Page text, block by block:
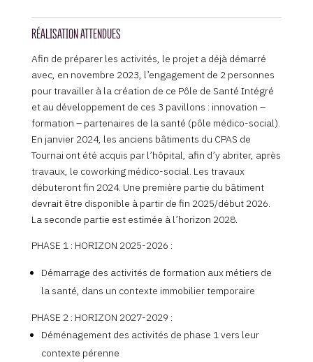
RÉALISATION ATTENDUES
Afin de préparer les activités, le projet a déjà démarré
avec, en novembre 2023, l’engagement de 2 personnes
pour travailler à la création de ce Pôle de Santé Intégré
et au développement de ces 3 pavillons : innovation –
formation – partenaires de la santé (pôle médico-social).
En janvier 2024, les anciens bâtiments du CPAS de
Tournai ont été acquis par l’hôpital, afin d’y abriter, après
travaux, le coworking médico-social. Les travaux
débuteront fin 2024. Une première partie du bâtiment
devrait être disponible à partir de fin 2025/début 2026.
La seconde partie est estimée à l’horizon 2028.
PHASE 1 : HORIZON 2025-2026 :
Démarrage des activités de formation aux métiers de
la santé, dans un contexte immobilier temporaire
PHASE 2 : HORIZON 2027-2029 :
Déménagement des activités de phase 1 vers leur
contexte pérenne